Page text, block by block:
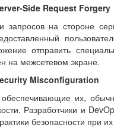
Side Request Forgery
запросов на стороне
отправить
на межсетевом экране.
Misconfiguration
их,
Разработчики и
безопасности при